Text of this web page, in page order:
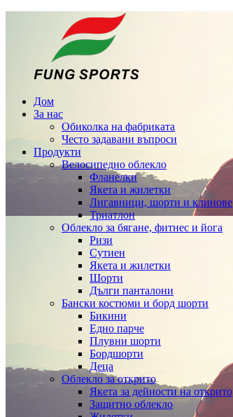
Дом
За нас
Обиколка на фабриката
Често задавани въпроси
Продукти
Велосипедно облекло
Фланелки
Якета и жилетки
Лигавници, шорти и клинове
Триатлон
Облекло за бягане, фитнес и йога
Ризи
Сутиен
Якета и жилетки
Шорти
Дълги панталони
Бански костюми и борд шорти
Бикини
Едно парче
Плувни шорти
Бордшорти
Деца
Облекло за открито
Якета за дейности на открито
Защитно облекло